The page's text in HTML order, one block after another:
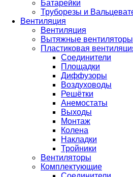
Батарейки
Труборезы и
Вентиляция
Вентиляция
Вытяжные вентиляторы
Пластиковая
Соединители
Площадки
Диффузоры
Воздуховоды
Решётки
Анемостаты
Выходы
Монтаж
Колена
Накладки
Тройники
Вентиляторы
Комплектующие